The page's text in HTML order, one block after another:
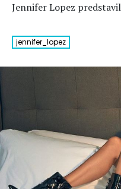
Recepti
Tablica kalorija
Um i tijelo
Lifestyle
Bodybuilding
Hedonizam
MAGAZIN
Njega nje
Njega njega
Šminka
Tehnologija
KALORIJE
Jennifer Lopez
jennifer_lopez